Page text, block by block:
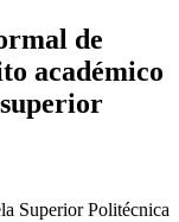
de
académico
Superior Politécnica